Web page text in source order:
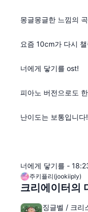
몽글몽글한 느낌의
요즘 10cm가 다시
너에게 닿기를 ost!
피아노 버전으로도
난이도는 보통입니다!
너에게 닿기를 -
주키플리(jookiiply)
크리에이터의
징글벨 / 크리